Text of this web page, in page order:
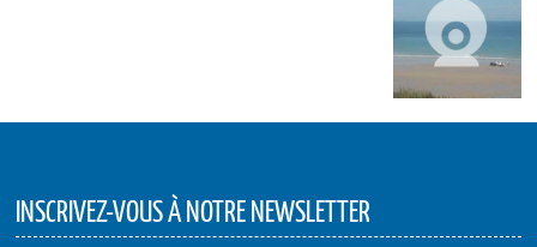
INSCRIVEZ-VOUS À NOTRE NEWSLETTER